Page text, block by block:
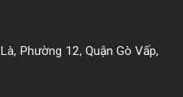
Phường 12, Quận Gò Vấp,